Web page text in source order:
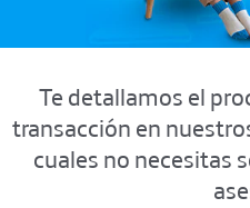
Te detallamos el
transacción en
cuales no necesitas